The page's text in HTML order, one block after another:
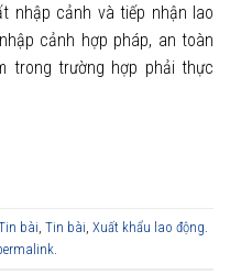
nhập cảnh và tiếp nhận lao
cảnh hợp pháp, an toàn
trong trường hợp phải thực
bài Tin bài Xuất khẩu lao động
.